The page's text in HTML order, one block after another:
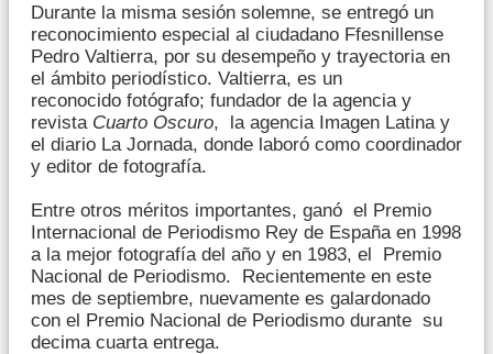
Durante la misma sesión solemne, se entregó un
reconocimiento especial al ciudadano Ffesnillense
Pedro Valtierra, por su desempeño y trayectoria en
el ámbito periodístico. Valtierra, es un
reconocido fotógrafo; fundador de la agencia y
revista Cuarto Oscuro, la agencia Imagen Latina y
el diario La Jornada, donde laboró como coordinador
y editor de fotografía.
Entre otros méritos importantes, ganó el Premio
Internacional de Periodismo Rey de España en 1998
a la mejor fotografía del año y en 1983, el Premio
Nacional de Periodismo. Recientemente en este
mes de septiembre, nuevamente es galardonado
con el Premio Nacional de Periodismo durante su
decima cuarta entrega.